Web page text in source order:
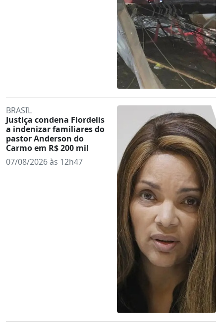
BRASIL
Justiça condena Flordelis
a indenizar familiares do
pastor Anderson do
Carmo em R$ 200 mil
07/08/2026 às 12h47